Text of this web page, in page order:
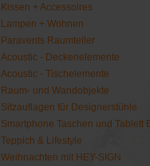
Kissen + Accessoires
Lampen + Wohnen
Paravents Raumteiler
Acoustic - Deckenelemente
Acoustic - Tischelemente
Raum- und Wandobjekte
Sitzauflagen für Designerstühle
Smartphone Taschen und Tablett
Teppich & Lifestyle
Weihnachten mit HEY-SIGN